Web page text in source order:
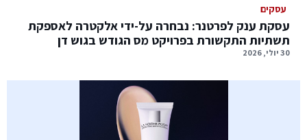
עסקים
עסקת ענק לפרטנר: נבחרה על-ידי אלקטרה לאספקת
תשתיות התקשורת בפרויקט מס הגודש בגוש דן
30 יולי, 2026